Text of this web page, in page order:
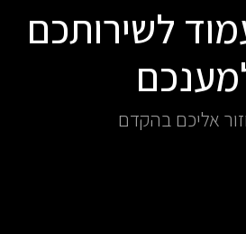
לשירותכם
אליכם בהקדם